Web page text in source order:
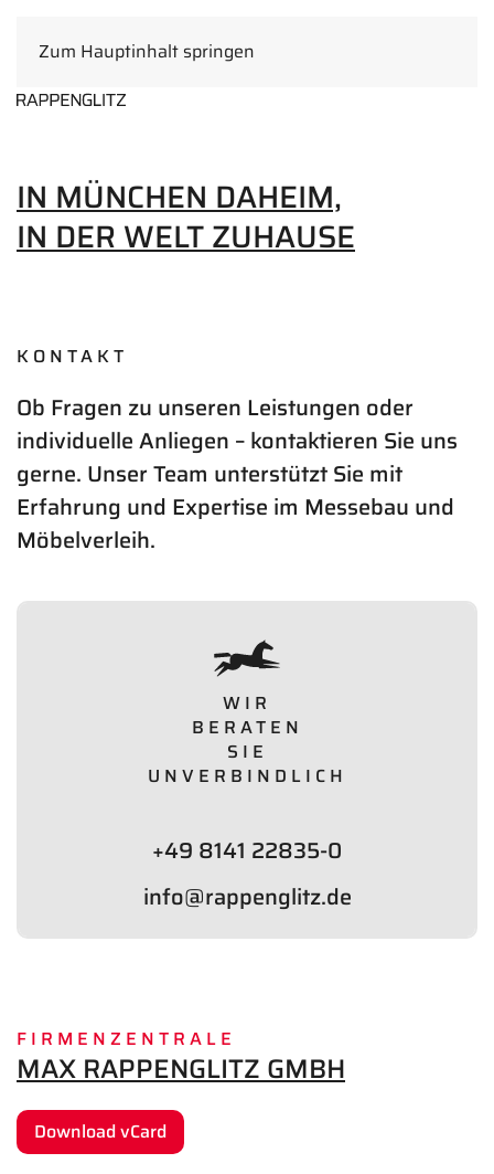
Zum Hauptinhalt springen
IN MÜNCHEN DAHEIM,
IN DER WELT ZUHAUSE
KONTAKT
Ob Fragen zu unseren Leistungen oder
individuelle Anliegen – kontaktieren Sie uns
gerne. Unser Team unterstützt Sie mit
Erfahrung und Expertise im Messebau und
Möbelverleih.
WIR
BERATEN
SIE
UNVERBINDLICH
+49 8141 22835-0
info@rappenglitz.de
FIRMENZENTRALE
MAX RAPPENGLITZ GMBH
Download vCard